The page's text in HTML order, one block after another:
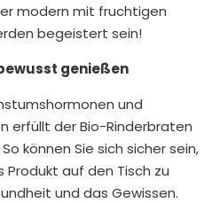
modern mit fruchtigen
begeistert sein!
genießen
und
erfüllt der Bio-Rinderbraten
können Sie sich sicher sein,
Produkt auf den Tisch zu
und das Gewissen.